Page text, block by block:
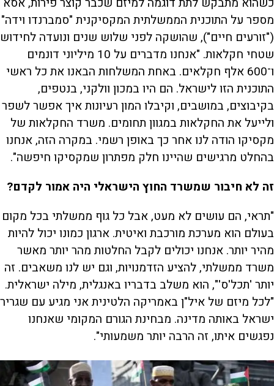
מספר על התוכנית הממשלתית המקסיקנית "סמברנדו וידה"
("זורעים חיים"), שהושקה לפני שלוש שנים ונועדה לחידוש
שטחי חקלאות. "אנחנו מדברים על 10 מיליוני דונמים
ו־600 אלף חקלאים. באחת המשלחות הבאנו את כל ראשי
התוכנית הזו לישראל. הם היו במכון וולקני, בנטפים,
בקיבוצים, במושבים, וקיבלו המון רעיונות איך אפשר לשפר
ולייעל את החקלאות במגוון תחומים. משרד החקלאות של
מקסיקו הודה לנו אחר כך באופן רשמי. במקרה הזה, אנחנו
בהחלט מרגישים שהיינו חלק מפתרון שמקסיקו חיפשה".
זה לא חיבור שמשרד החוץ הישראלי היה אמור לקדם?
"תראי, הם עושים לא מעט, אבל כל גוף ממשלתי בכל מקום
בעולם הוא מערכת מורכבת ואיטית. ארגון כמונו יכול להיות
מהיר יותר. אנחנו יכולים לקבל החלטות מהר יותר מאשר
משרד ממשלתי, להציע הזדמנויות, וגם יש לנו משאבים. זה
יותר 'תכל'ס'", הוא משלב בדבריו באנגלית, מילה ישראלית.
"לכל מיזם של איל"ן באמריקה הלטינית אני מגיע עם שגריר
ישראל באותה מדינה. מבחינת הגורם המקומי שאנחנו
נפגשים איתו, זה הרבה יותר משמעותי".